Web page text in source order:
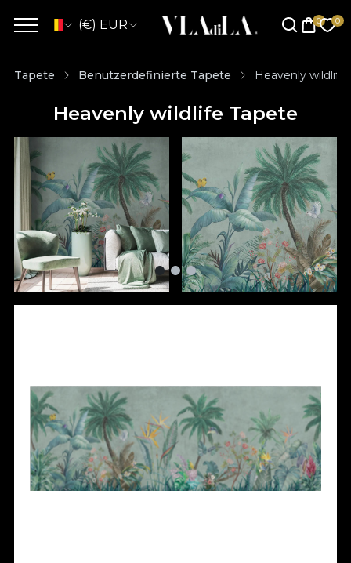
(€) EUR
Tapete Benutzerdefinierte Tapete Heavenly wildlife
Heavenly wildlife Tapete